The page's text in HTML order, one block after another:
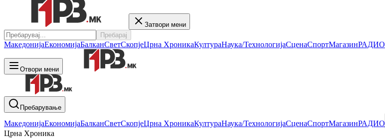
Затвори мени
Пребарај
МакедонијаЕкономијаБалканСветСкопјеЦрна ХроникаКултураНаука/ТехнологијаСценаСпортМагазинРАДИО
Отвори мени
Пребарување
МакедонијаЕкономијаБалканСветСкопјеЦрна ХроникаКултураНаука/ТехнологијаСценаСпортМагазинРАДИО
Црна Хроника